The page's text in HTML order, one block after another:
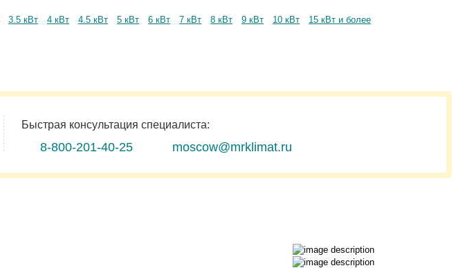
3.5 кВт 4 кВт 4.5 кВт 5 кВт 6 кВт 7 кВт 8 кВт 9 кВт 10 кВт 15 кВт и более
Быстрая консультация специалиста:
8-800-201-40-25 moscow@mrklimat.ru